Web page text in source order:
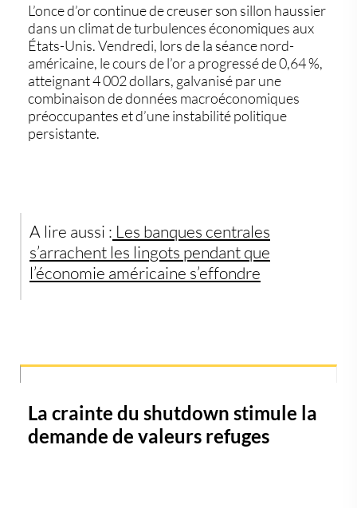
L’once d’or continue de creuser son sillon haussier
dans un climat deturbulences économiques aux
États-Unis. Vendredi, lors de la séance nord-
américaine, lecours de l’ora progressé de 0,64 %,
atteignant 4 002 dollars, galvanisé par une
combinaison de données macroéconomiques
préoccupantes et d’une instabilité politique
persistante.
A lire aussi : Les banques centrales
s’arrachent les lingots pendant que
l’économie américaine s’effondre
La crainte du shutdown stimule la
demande de valeurs refuges